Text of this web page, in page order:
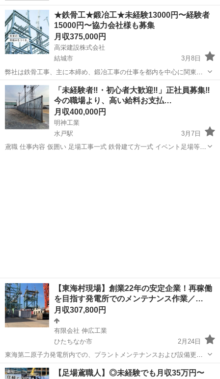
★鉄骨工★鍛冶工★未経験13000円〜経験者
15000円〜協力会社様も募集
月収375,000円
高栄建設株式会社
結城市
3月8日
弊社は鉄骨工事、主に本締め、鍛冶工事の仕事を都内を中心に関東一
円手掛けている会社です。 事業拡大の為、従業員、協力会社様を募集
しています。 グループ応募、未経験大歓迎！ 大手ゼネコン下請けなの
で仕事量も...
茨城 結城市 鳶職 未経験
「未経験者‼️・初心者大歓迎‼️」正社員募集‼️
今の職場より、高い給料お支払…
月収400,000円
明神工業
水戸駅
3月7日
鳶職 仕事内容 仮囲い 足場工事一式 鉄骨建て方一式 イベント足場等
【東海村現場】創業22年の安定企業！再稼働
を目指す発電所でのメンテナンス作業／…
月収307,800円
有限会社 伸広工業
ひたちなか市
2月24日
東海第二原子力発電所内での、プラントメンテナンスおよび設備更新
作業（鳶工）をお任せします。 当社は平成15年創業。大手プラントメ
ーカーのパートナーとして20年以上の実績がある安定企業です。 現在
茨城 ひたちなか市 鳶職 未経験
【足場鳶職人】◎未経験でも月収35万円〜